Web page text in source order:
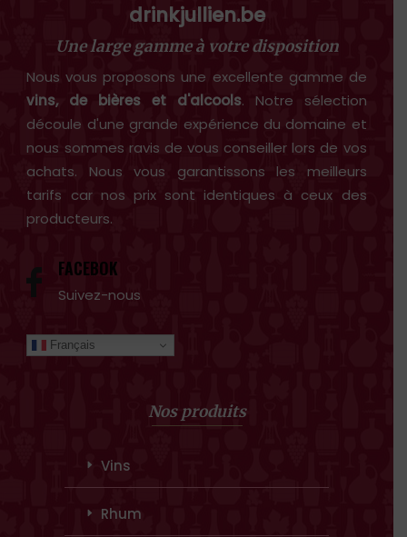
drinkjullien.be
Une large gamme à votre disposition
Nous vous proposons une excellente gamme de
vins, de bières et d'alcools. Notre sélection
découle d'une grande expérience du domaine et
nous sommes ravis de vous conseiller lors de vos
achats. Nous vous garantissons les meilleurs
tarifs car nos prix sont identiques à ceux des
producteurs.
FACEBOK
Suivez-nous
Français
Nos produits
Vins
Rhum